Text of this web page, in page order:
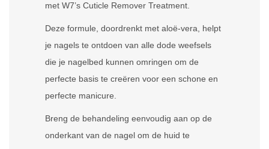
met W7’s Cuticle Remover Treatment.
Deze formule, doordrenkt met aloë-vera, helpt
je nagels te ontdoen van alle dode weefsels
die je nagelbed kunnen omringen om de
perfecte basis te creëren voor een schone en
perfecte manicure.
Breng de behandeling eenvoudig aan op de
onderkant van de nagel om de huid te